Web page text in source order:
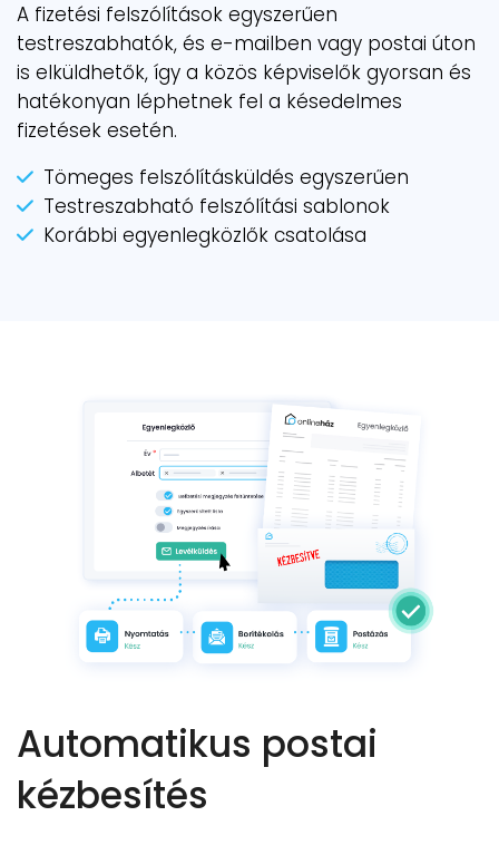
A fizetési felszólítások egyszerűen
testreszabhatók, és e-mailben vagy postai úton
is elküldhetők, így a közös képviselők gyorsan és
hatékonyan léphetnek fel a késedelmes
fizetések esetén.
Tömeges felszólításküldés egyszerűen
Testreszabható felszólítási sablonok
Korábbi egyenlegközlők csatolása
Automatikus postai
kézbesítés